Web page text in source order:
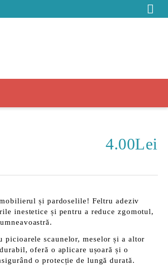
4.00Lei
și pardoselile! Feltru adeziv
inestetice și pentru a reduce zgomotul,
picioarele scaunelor, meselor și a altor
oferă o aplicare ușoară și o
o protecție de lungă durată.